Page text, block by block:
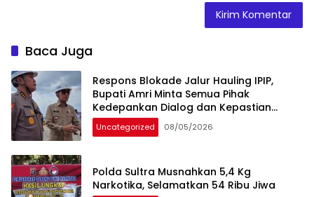
Baca Juga
Respons Blokade Jalur Hauling IPIP,
Bupati Amri Minta Semua Pihak
Kedepankan Dialog dan Kepastian
Hukum
Uncategorized 08/05/2026
Polda Sultra Musnahkan 5,4 Kg
Narkotika, Selamatkan 54 Ribu Jiwa